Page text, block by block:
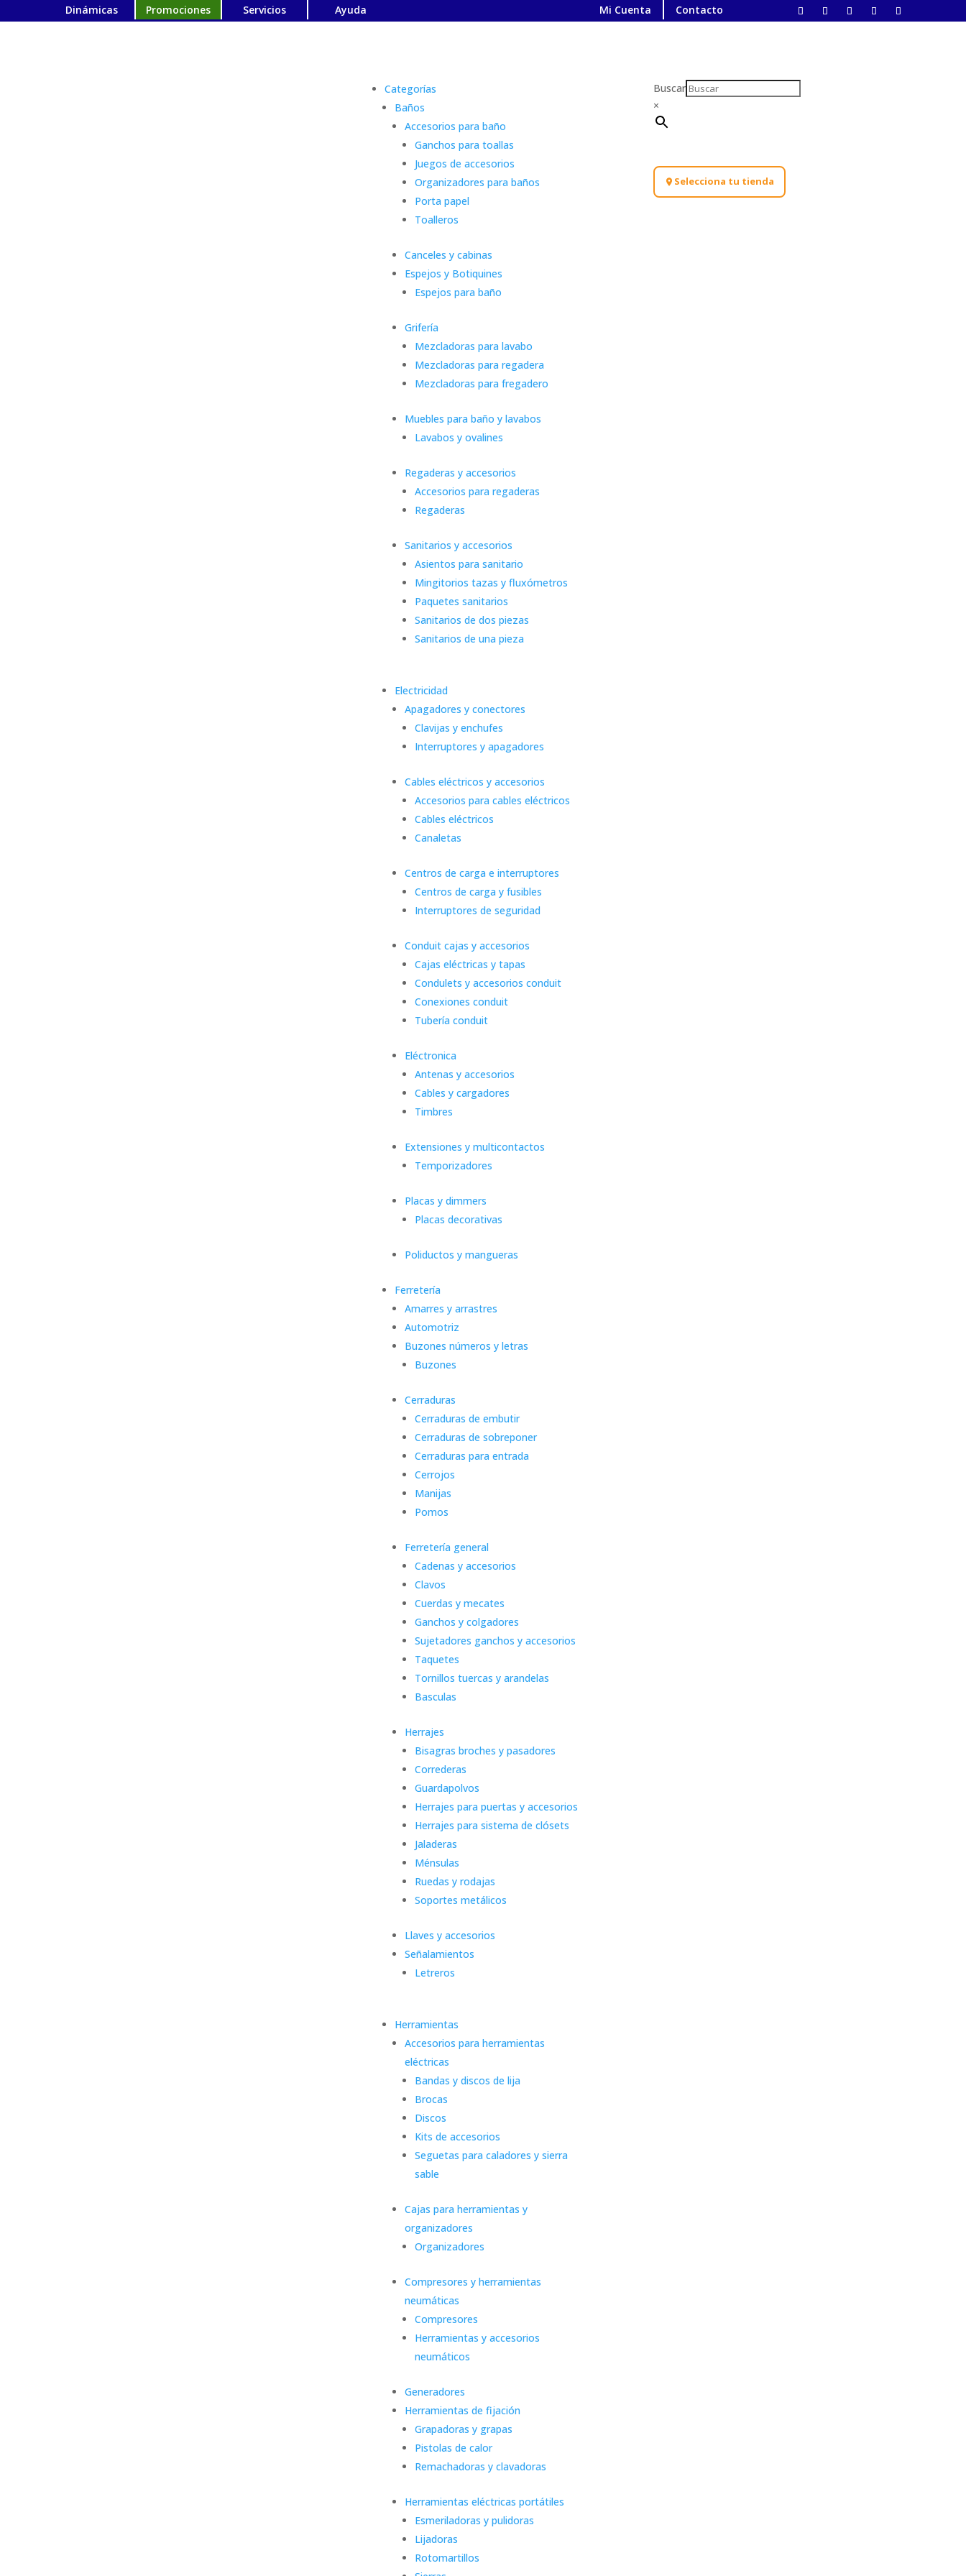
Dinámicas Promociones Servicios Ayuda Mi Cuenta Contacto
Categorías
Baños
Accesorios para baño
Ganchos para toallas
Juegos de accesorios
Organizadores para baños
Porta papel
Toalleros
Canceles y cabinas
Espejos y Botiquines
Espejos para baño
Grifería
Mezcladoras para lavabo
Mezcladoras para regadera
Mezcladoras para fregadero
Muebles para baño y lavabos
Lavabos y ovalines
Regaderas y accesorios
Accesorios para regaderas
Regaderas
Sanitarios y accesorios
Asientos para sanitario
Mingitorios tazas y fluxómetros
Paquetes sanitarios
Sanitarios de dos piezas
Sanitarios de una pieza
Electricidad
Apagadores y conectores
Clavijas y enchufes
Interruptores y apagadores
Cables eléctricos y accesorios
Accesorios para cables eléctricos
Cables eléctricos
Canaletas
Centros de carga e interruptores
Centros de carga y fusibles
Interruptores de seguridad
Conduit cajas y accesorios
Cajas eléctricas y tapas
Condulets y accesorios conduit
Conexiones conduit
Tubería conduit
Eléctronica
Antenas y accesorios
Cables y cargadores
Timbres
Extensiones y multicontactos
Temporizadores
Placas y dimmers
Placas decorativas
Poliductos y mangueras
Ferretería
Amarres y arrastres
Automotriz
Buzones números y letras
Buzones
Cerraduras
Cerraduras de embutir
Cerraduras de sobreponer
Cerraduras para entrada
Cerrojos
Manijas
Pomos
Ferretería general
Cadenas y accesorios
Clavos
Cuerdas y mecates
Ganchos y colgadores
Sujetadores ganchos y accesorios
Taquetes
Tornillos tuercas y arandelas
Basculas
Herrajes
Bisagras broches y pasadores
Correderas
Guardapolvos
Herrajes para puertas y accesorios
Herrajes para sistema de clósets
Jaladeras
Ménsulas
Ruedas y rodajas
Soportes metálicos
Llaves y accesorios
Señalamientos
Letreros
Herramientas
Accesorios para herramientas
eléctricas
Bandas y discos de lija
Brocas
Discos
Kits de accesorios
Seguetas para caladores y sierra
sable
Cajas para herramientas y
organizadores
Organizadores
Compresores y herramientas
neumáticas
Compresores
Herramientas y accesorios
neumáticos
Generadores
Herramientas de fijación
Grapadoras y grapas
Pistolas de calor
Remachadoras y clavadoras
Herramientas eléctricas portátiles
Esmeriladoras y pulidoras
Lijadoras
Rotomartillos
Buscar
×
Selecciona tu tienda